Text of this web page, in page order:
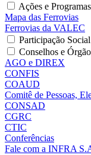
Ações e Programas
Mapa das Ferrovias
Ferrovias da VALEC
Participação Social
Conselhos e
AGO e DIREX
CONFIS
COAUD
Comitê de Pessoas,
CONSAD
CGRC
CTIC
Conferências
Fale com a INFRA